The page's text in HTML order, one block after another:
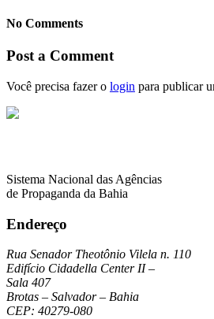
No Comments
Post a Comment
Você precisa fazer o login para publicar
Sistema Nacional das Agências
de Propaganda da Bahia
Endereço
Rua Senador Theotônio Vilela n. 110
Edifício Cidadella Center II –
Sala 407
Brotas – Salvador – Bahia
CEP: 40279-080